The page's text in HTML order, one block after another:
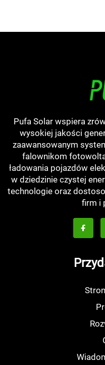
Pufa Solar wspiera
wysokiej jakości
zaawansowanym
falownikom
ładowania pojazdów
w dziedzinie czystej
technologie oraz
firm i